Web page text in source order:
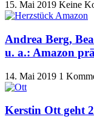
15. Mai 2019 Keine
Andrea Berg,
u. a.: Amazon
14. Mai 2019 1
Kerstin Ott geht